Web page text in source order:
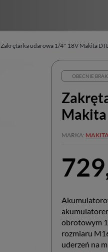
Zakrętarka udarowa 1/4'' 18V Makita
OBECNIE
MARKA
obrotowym
rozmiaru
uderzeń na